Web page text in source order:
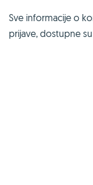
Sve informacije o
prijave, dostupne